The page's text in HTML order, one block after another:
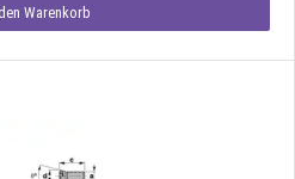
Warenkorb